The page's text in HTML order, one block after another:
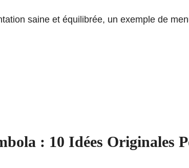
saine et équilibrée, un exemple de
: 10 Idées Originales